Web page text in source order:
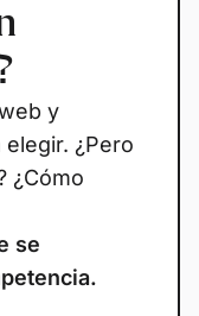
y
¿Pero
¿Cómo
se